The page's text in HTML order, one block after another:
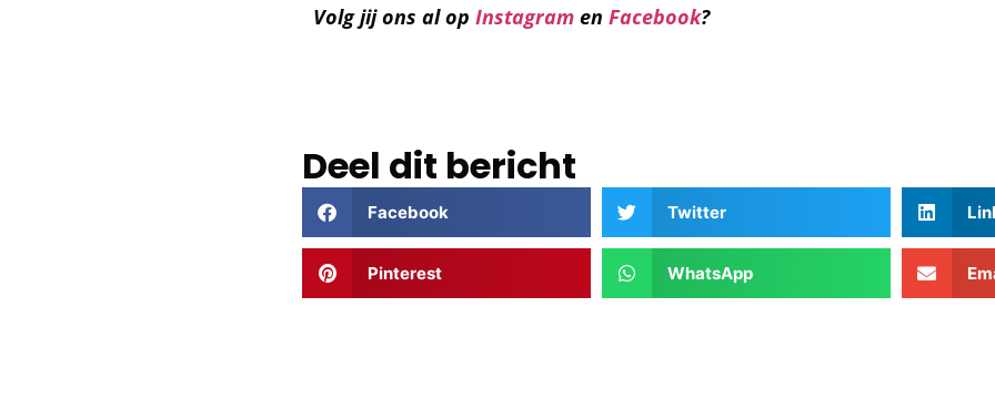
Volg jij ons al op Instagram en Facebook?
Deel dit bericht
Facebook Twitter
Pinterest WhatsApp